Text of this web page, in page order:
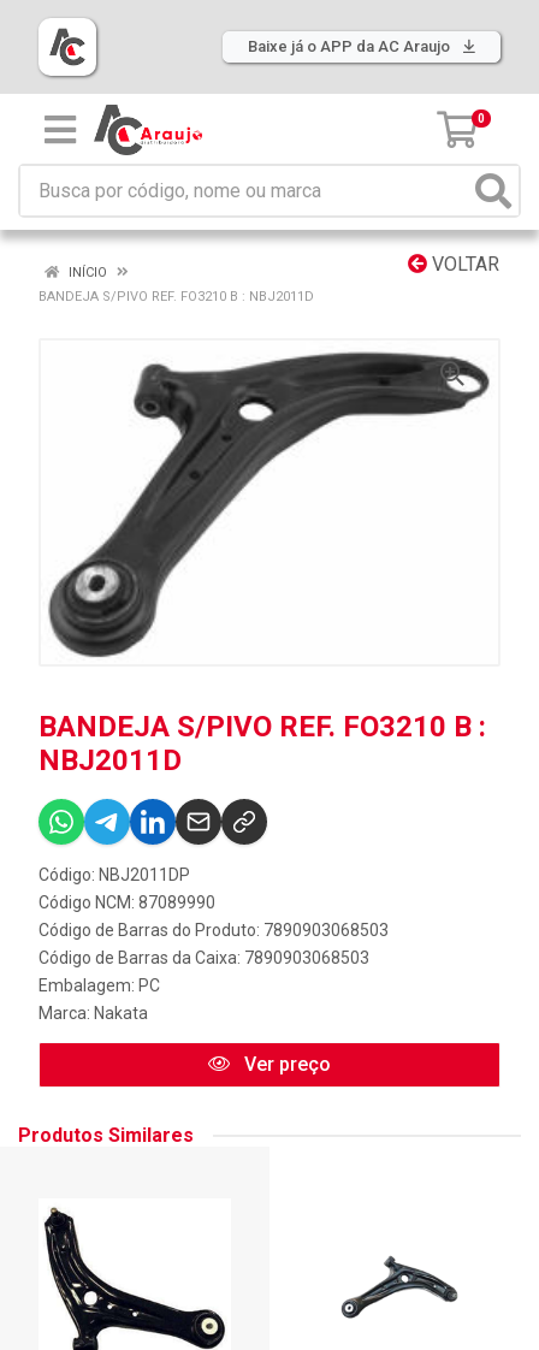
Baixe já o APP da AC Araujo
0
VOLTAR
INÍCIO
BANDEJA S/PIVO REF. FO3210 B : NBJ2011D
BANDEJA S/PIVO REF. FO3210 B :
NBJ2011D
Código: NBJ2011DP
Código NCM: 87089990
Código de Barras do Produto: 7890903068503
Código de Barras da Caixa: 7890903068503
Embalagem: PC
Marca: Nakata
Ver preço
Produtos Similares